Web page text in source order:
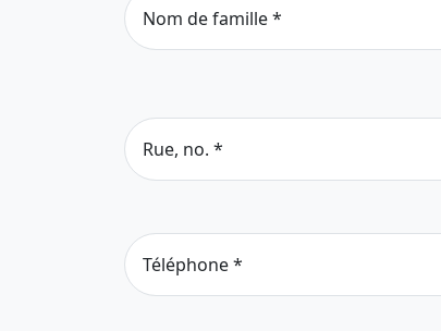
Nom de famille*
Rue, no. *
Téléphone*